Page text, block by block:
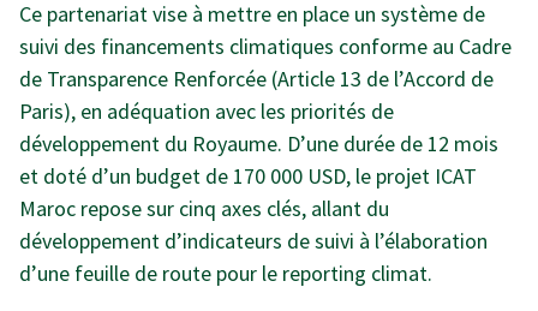
Ce partenariat vise à mettre en place un système de
suivi des financements climatiques conforme au Cadre
de Transparence Renforcée (Article 13 de l’Accord de
Paris), en adéquation avec les priorités de
développement du Royaume. D’une durée de 12 mois
et doté d’un budget de 170 000 USD, le projet ICAT
Maroc repose sur cinq axes clés, allant du
développement d’indicateurs de suivi à l’élaboration
d’une feuille de route pour le reporting climat.